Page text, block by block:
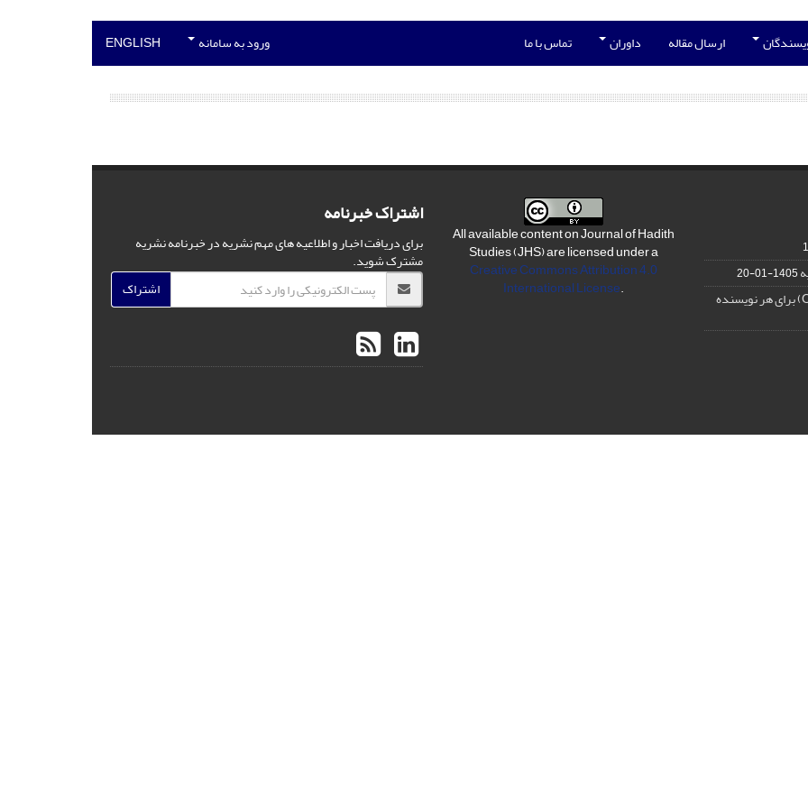
ارسال مقاله داوران تماس با ما ورود به سامانه ENGLISH
1405-01-20
All available content on Journal of Hadith
Studies (JHS) are licensed under a
Creative Commons Attribution 4.0
International License.
اشتراک خبرنامه
برای دریافت اخبار و اطلاعیه های مهم نشریه در خبرنامه نشریه
مشترک شوید.
اشتراک